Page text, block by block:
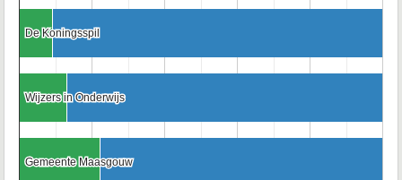
De Koningsspil
De Koningsspil
Wijzers in Onderwijs
Wijzers in Onderwijs
Gemeente Maasgouw
Gemeente Maasgouw